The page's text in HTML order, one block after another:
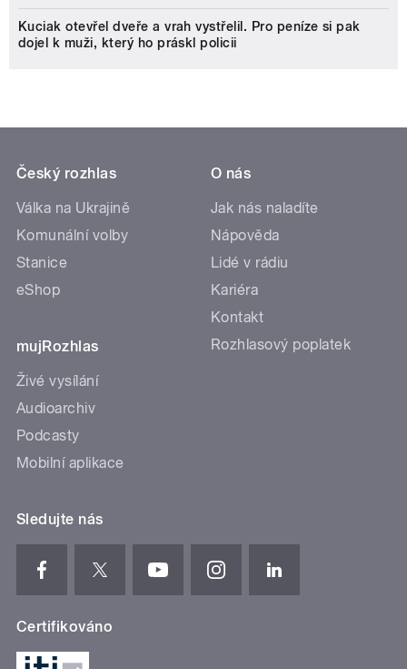
Kuciak otevřel dveře a vrah vystřelil. Pro peníze si pak
dojel k muži, který ho práskl policii
Český rozhlas
Válka na Ukrajině
Komunální volby
Stanice
eShop
mujRozhlas
Živé vysílání
Audioarchiv
Podcasty
Mobilní aplikace
O nás
Jak nás naladíte
Nápověda
Lidé v rádiu
Kariéra
Kontakt
Rozhlasový poplatek
Sledujte nás
Certifikováno